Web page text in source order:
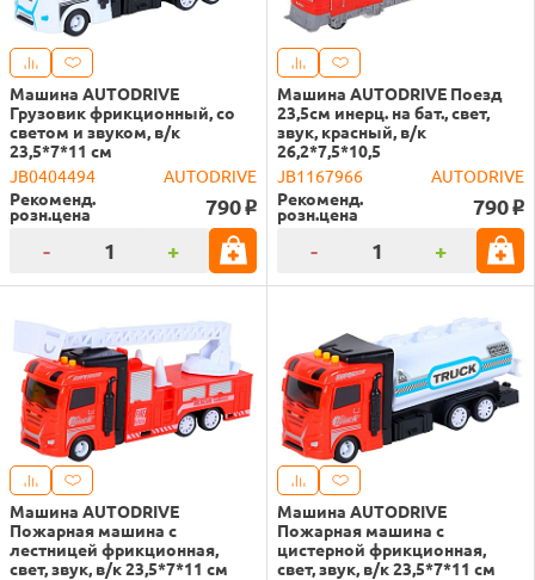
Машина AUTODRIVE
Грузовик фрикционный, со
светом и звуком, в/к
23,5*7*11 см
JB0404494
AUTODRIVE
Рекоменд.
розн.цена 790 o
- +
Машина AUTODRIVE Поезд
23,5см инерц. на бат., свет,
звук, красный, в/к
26,2*7,5*10,5
JB1167966
AUTODRIVE
Рекоменд.
розн.цена 790 o
- +
Машина AUTODRIVE
Пожарная машина с
лестницей фрикционная,
свет, звук, в/к 23,5*7*11 см
Машина AUTODRIVE
Пожарная машина с
цистерной фрикционная,
свет, звук, в/к 23,5*7*11 см